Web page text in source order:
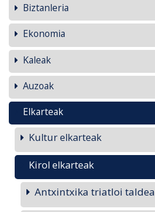
Biztanleria
Ekonomia
Kaleak
Auzoak
Elkarteak
Kultur elkarteak
Kirol elkarteak
Antxintxika triatloi taldea